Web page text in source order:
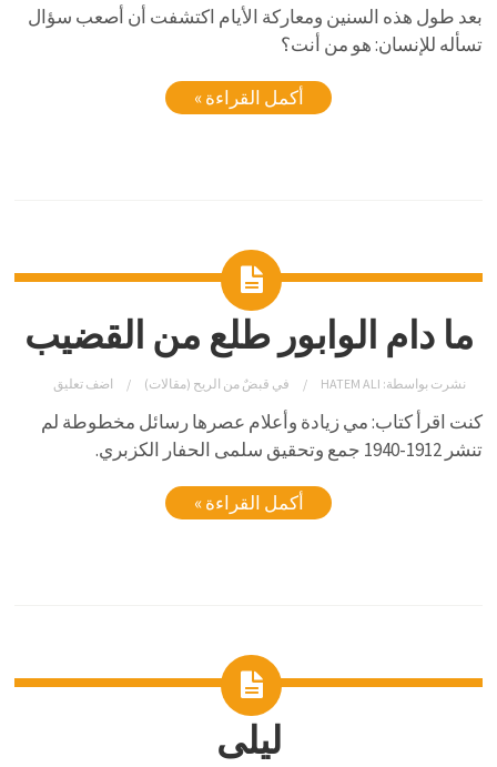
بعد طول هذه السنين ومعاركة الأيام اكتشفت أن أصعب سؤال
تسأله للإنسان: هو من أنت؟
أكمل القراءة »
ما دام الوابور طلع من القضيب
نشرت بواسطة: HATEM ALI في قبضٌ من الريح (مقالات) اضف تعليق
كنت اقرأ كتاب: مي زيادة وأعلام عصرها رسائل مخطوطة لم
تنشر 1912-1940 جمع وتحقيق سلمى الحفار الكزبري.
أكمل القراءة »
ليلى